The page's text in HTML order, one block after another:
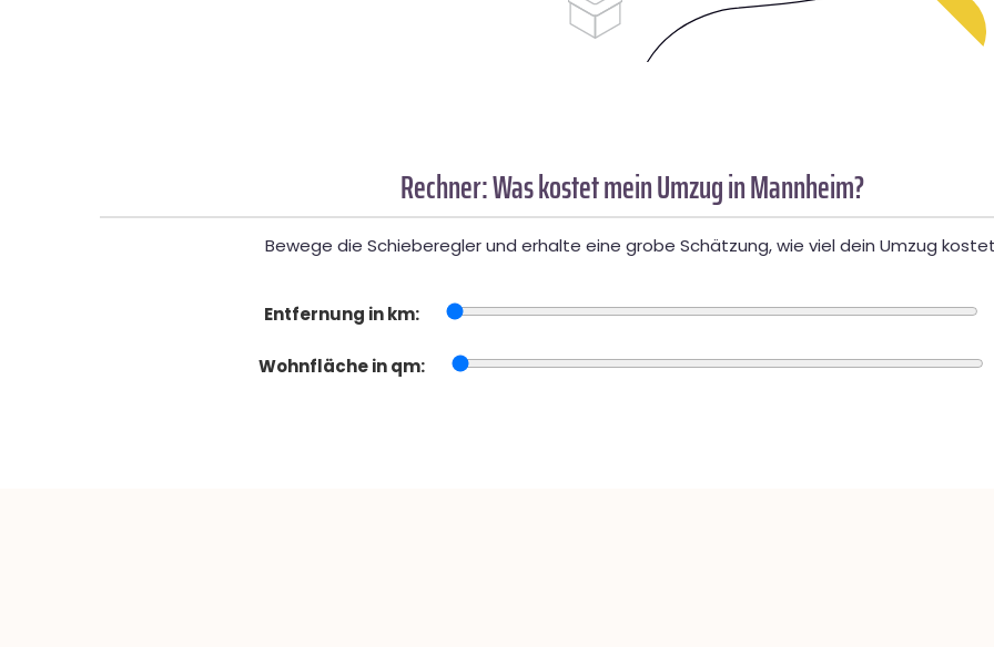
Rechner: Was kostet mein Umzug in Mannheim?
Bewege die Schieberegler und erhalte eine grobe Schätzung, wie viel dein Umzug
Entfernung in km:
Wohnfläche in qm: